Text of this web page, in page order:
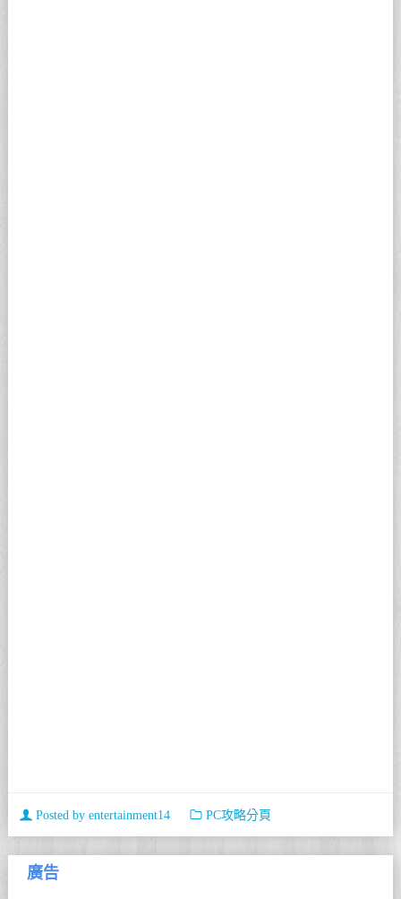
Posted by entertainment14 PC攻略分頁
廣告